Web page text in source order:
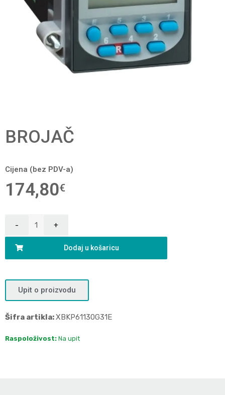
BROJAČ
Cijena (bez PDV-a)
174,80€
Dodaj u košaricu
Upit o proizvodu
Šifra artikla:XBKP61130G31E
Raspoloživost: Na upit